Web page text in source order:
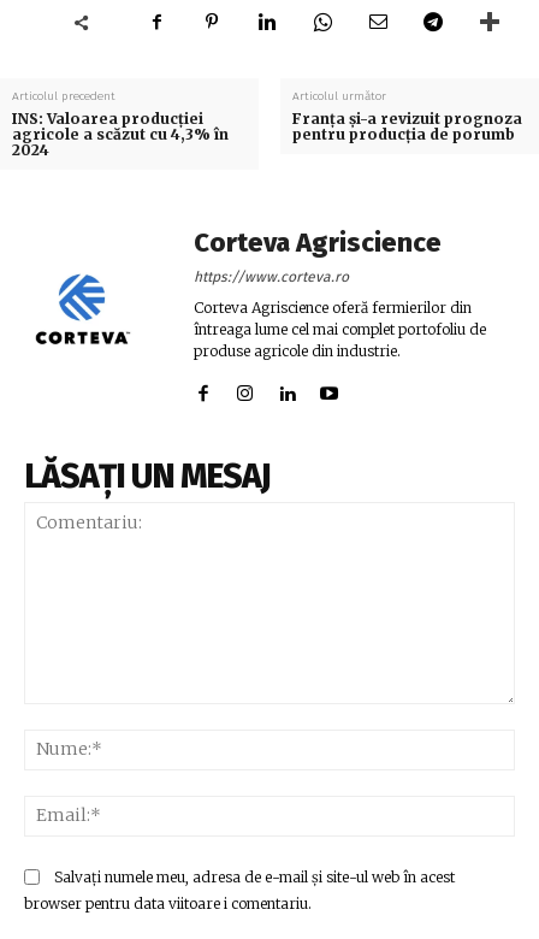
Articolul precedent
INS: Valoarea producţiei
agricole a scăzut cu 4,3% în
2024
Articolul următor
Franța și-a revizuit prognoza
pentru producția de porumb
Corteva Agriscience
https://www.corteva.ro
Corteva Agriscience oferă fermierilor din
întreaga lume cel mai complet portofoliu de
produse agricole din industrie.
LĂSAȚI UN MESAJ
Salvați numele meu, adresa de e-mail și site-ul web în acest
browser pentru data viitoare i comentariu.